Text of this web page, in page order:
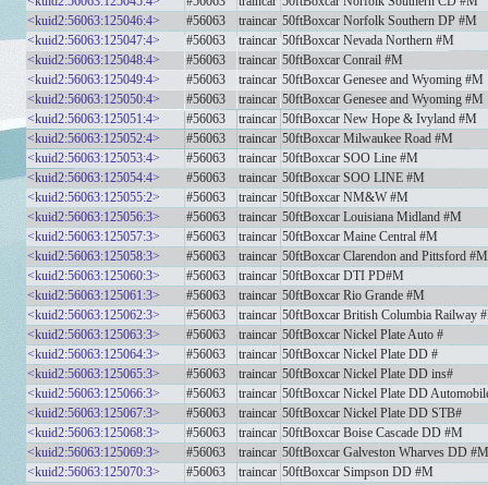
<kuid2:56063:125046:4>
#56063 traincar 50ftBoxcar Norfolk Southern DP #M
<kuid2:56063:125047:4>
#56063 traincar 50ftBoxcar Nevada Northern #M
<kuid2:56063:125048:4>
#56063 traincar 50ftBoxcar Conrail #M
<kuid2:56063:125049:4>
#56063 traincar 50ftBoxcar Genesee and Wyoming #M
<kuid2:56063:125050:4>
#56063 traincar 50ftBoxcar Genesee and Wyoming #M
<kuid2:56063:125051:4>
#56063 traincar 50ftBoxcar New Hope & Ivyland #M
<kuid2:56063:125052:4>
#56063 traincar 50ftBoxcar Milwaukee Road #M
<kuid2:56063:125053:4>
#56063 traincar 50ftBoxcar SOO Line #M
<kuid2:56063:125054:4>
#56063 traincar 50ftBoxcar SOO LINE #M
<kuid2:56063:125055:2>
#56063 traincar 50ftBoxcar NM&W #M
<kuid2:56063:125056:3>
#56063 traincar 50ftBoxcar Louisiana Midland #M
<kuid2:56063:125057:3>
#56063 traincar 50ftBoxcar Maine Central #M
<kuid2:56063:125058:3>
#56063 traincar 50ftBoxcar Clarendon and Pittsford #M
<kuid2:56063:125060:3>
#56063 traincar 50ftBoxcar DTI PD#M
<kuid2:56063:125061:3>
#56063 traincar 50ftBoxcar Rio Grande #M
<kuid2:56063:125062:3>
#56063 traincar 50ftBoxcar British Columbia Railway
<kuid2:56063:125063:3>
#56063 traincar 50ftBoxcar Nickel Plate Auto #
<kuid2:56063:125064:3>
#56063 traincar 50ftBoxcar Nickel Plate DD #
<kuid2:56063:125065:3>
#56063 traincar 50ftBoxcar Nickel Plate DD ins#
<kuid2:56063:125066:3>
#56063 traincar 50ftBoxcar Nickel Plate DD
<kuid2:56063:125067:3>
#56063 traincar 50ftBoxcar Nickel Plate DD STB#
<kuid2:56063:125068:3>
#56063 traincar 50ftBoxcar Boise Cascade DD #M
<kuid2:56063:125069:3>
#56063 traincar 50ftBoxcar Galveston Wharves DD #M
<kuid2:56063:125070:3>
#56063 traincar 50ftBoxcar Simpson DD #M